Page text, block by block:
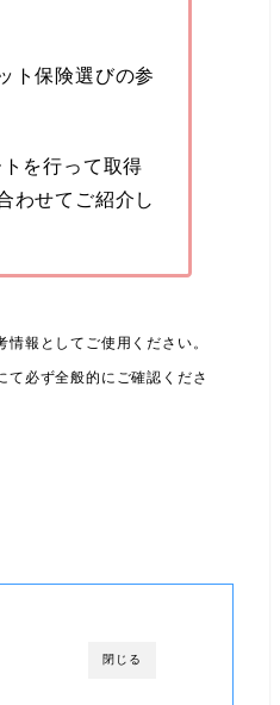
ト保険選びの参
を行って取得
わせてご紹介し
報としてご使用ください。
必ず全般的にご確認くださ
閉じる